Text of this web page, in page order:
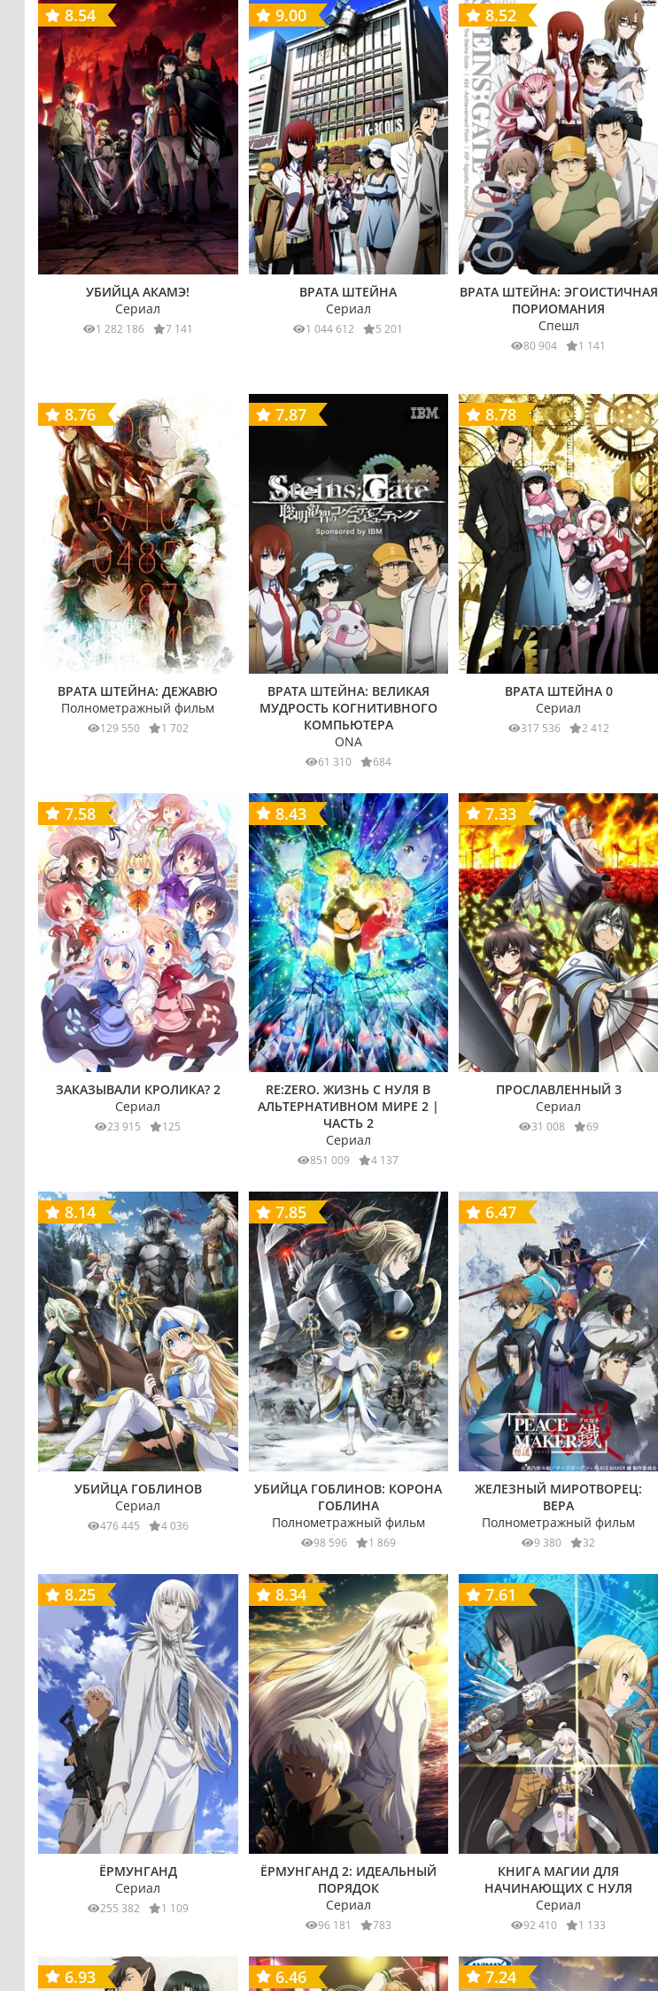
8.54
УБИЙЦА АКАМЭ!
Сериал
1 282 186 7 141
9.00
ВРАТА ШТЕЙНА
Сериал
1 044 612 5 201
8.52
ВРАТА ШТЕЙНА: ЭГОИСТИЧНАЯ
ПОРИОМАНИЯ
Спешл
80 904 1 141
8.76
ВРАТА ШТЕЙНА: ДЕЖАВЮ
Полнометражный фильм
129 550 1 702
7.87
ВРАТА ШТЕЙНА: ВЕЛИКАЯ
МУДРОСТЬ КОГНИТИВНОГО
КОМПЬЮТЕРА
ONA
61 310 684
8.78
ВРАТА ШТЕЙНА 0
Сериал
317 536 2 412
7.58
ЗАКАЗЫВАЛИ КРОЛИКА? 2
Сериал
23 915 125
8.43
RE:ZERO. ЖИЗНЬ С НУЛЯ В
АЛЬТЕРНАТИВНОМ МИРЕ 2 |
ЧАСТЬ 2
Сериал
851 009 4 137
7.33
ПРОСЛАВЛЕННЫЙ 3
Сериал
31 008 69
8.14
УБИЙЦА ГОБЛИНОВ
Сериал
476 445 4 036
7.85
УБИЙЦА ГОБЛИНОВ: КОРОНА
ГОБЛИНА
Полнометражный фильм
98 596 1 869
6.47
ЖЕЛЕЗНЫЙ МИРОТВОРЕЦ:
ВЕРА
Полнометражный фильм
9 380 32
8.25
ЁРМУНГАНД
Сериал
255 382 1 109
8.34
ЁРМУНГАНД 2: ИДЕАЛЬНЫЙ
ПОРЯДОК
Сериал
96 181 783
7.61
КНИГА МАГИИ ДЛЯ
НАЧИНАЮЩИХ С НУЛЯ
Сериал
92 410 1 133
6.93 6.46 7.24